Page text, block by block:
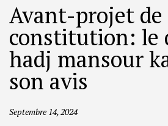
Avant-projet de
constitution: le
hadj mansour
son avis
Septembre 14, 2024